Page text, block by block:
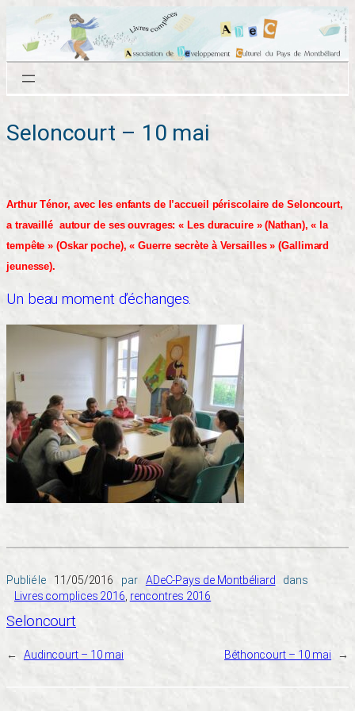
contenu
Seloncourt – 10 mai
Arthur Ténor, avec les enfants de l’accueil périscolaire de Seloncourt,
a travaillé autour de ses ouvrages: « Les duracuire » (Nathan), « la
tempête » (Oskar poche), « Guerre secrète à Versailles » (Gallimard
jeunesse).
Un beau moment d’échanges.
Publié le 11/05/2016 par ADeC-Pays de Montbéliard
dans
Livres complices 2016, rencontres 2016
Seloncourt
← Audincourt – 10 mai Béthoncourt – 10 mai →